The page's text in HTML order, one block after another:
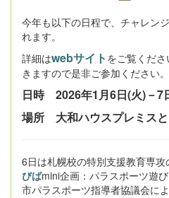
今年も以下の日程で、チャレン
れます。
詳細はwebサイト をご覧くだ
きますので是非ご参加ください。
日時 2026年1月6日(火)－
場所 大和ハウスプレミス
6日は札幌校の特別支援教育専攻
びばmini企画：パラスポーツ遊
市パラスポーツ指導者協議会に